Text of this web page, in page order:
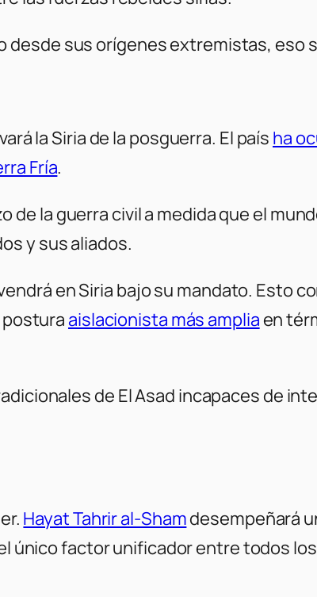
desde sus orígenes extremistas, eso
la Siria de la posguerra. El país ha
Fría.
la guerra civil a medida que el
y sus aliados.
en Siria bajo su mandato. Esto
aislacionista más amplia en
de El Asad incapaces de
Hayat Tahrir al-Shamdesempeñará
único factor unificador entre todos